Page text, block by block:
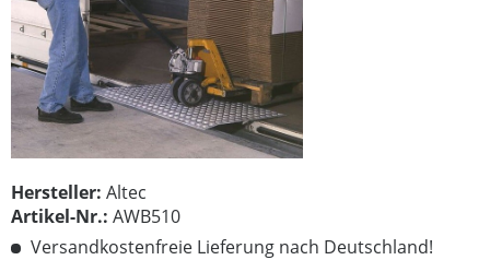
Hersteller: Altec
Artikel-Nr.: AWB510
Versandkostenfreie Lieferung nach Deutschland!